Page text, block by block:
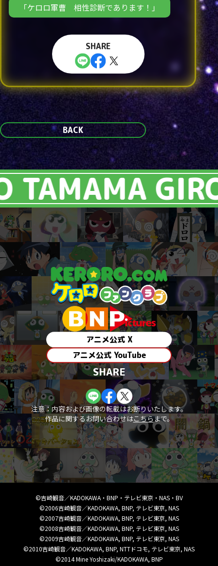
「ケロロ軍曹 相性診断であります！」
SHARE
BACK
TAMAMA
アニメ公式 X
アニメ公式 YouTube
SHARE
注意：内容および画像の転載はお断りいたします。
作品に関するお問い合わせはこちらまで。
©吉崎観音／KADOKAWA・BNP・テレビ東京・NAS・BV
©2006吉崎観音／KADOKAWA, BNP, テレビ東京, NAS
©2007吉崎観音／KADOKAWA, BNP, テレビ東京, NAS
©2008吉崎観音／KADOKAWA, BNP, テレビ東京, NAS
©2009吉崎観音／KADOKAWA, BNP, テレビ東京, NAS
©2010吉崎観音／KADOKAWA, BNP, NTTドコモ, テレビ東京, NAS
©2014 Mine Yoshizaki/KADOKAWA, BNP